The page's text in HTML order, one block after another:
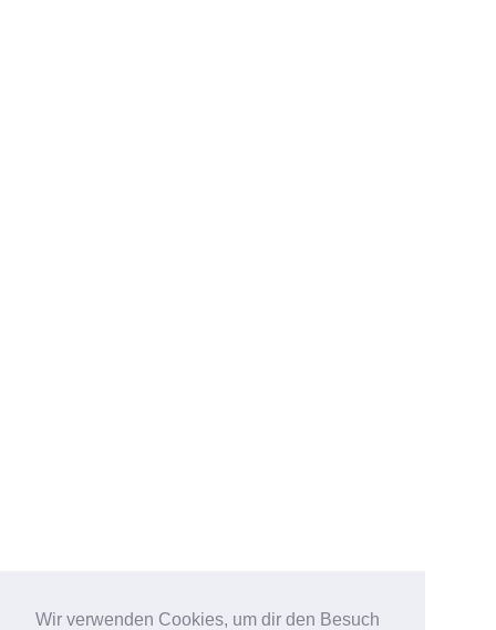
Wir verwenden Cookies, um dir den Besuch